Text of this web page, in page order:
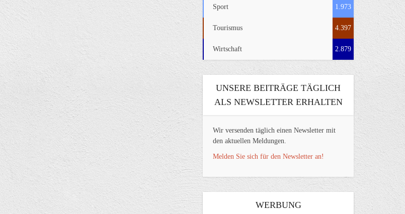
Sport 1.973
Tourismus 4.397
Wirtschaft 2.879
UNSERE BEITRÄGE TÄGLICH
ALS NEWSLETTER ERHALTEN
Wir versenden täglich einen Newsletter mit
den aktuellen Meldungen.
Melden Sie sich für den Newsletter an!
WERBUNG